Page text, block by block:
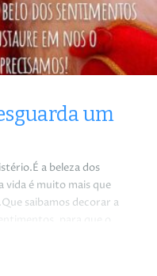
um
a beleza dos
vida é muito mais que
saibamos decorar a
para que o